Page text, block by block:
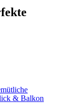
& Balkon